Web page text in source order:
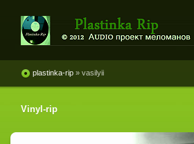
винила и магнитоальбомов
plastinka-rip » vasilyii
Vinyl-rip